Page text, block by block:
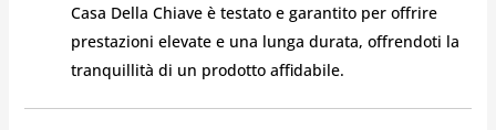
Casa Della Chiave è testato e garantito per offrire
prestazioni elevate e una lunga durata, offrendoti la
tranquillità di un prodotto affidabile.